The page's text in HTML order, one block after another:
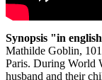
Synopsis "in
Mathilde Goblin,
Paris. During World
husband and their